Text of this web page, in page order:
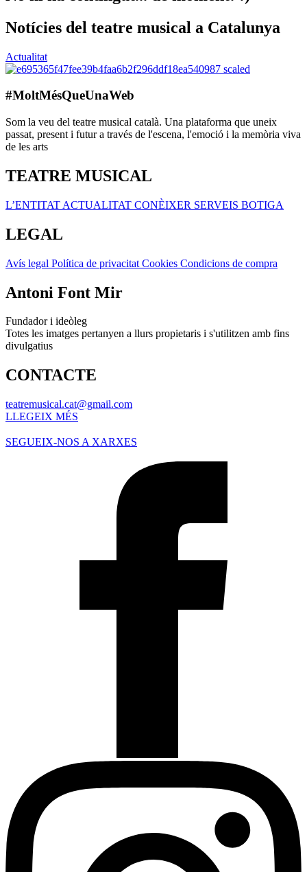
Notícies del teatre musical a Catalunya
Actualitat
#MoltMésQueUnaWeb
Som la veu del teatre musical català. Una plataforma que uneix
passat, present i futur a través de l'escena, l'emoció i la memòria viva
de les arts
TEATRE MUSICAL
L’ENTITAT ACTUALITAT CONÈIXER SERVEIS BOTIGA
LEGAL
Avís legal Política de privacitat Cookies Condicions de compra
Antoni Font Mir
Fundador i ideòleg
Totes les imatges pertanyen a llurs propietaris i s'utilitzen amb fins
divulgatius
CONTACTE
teatremusical.cat@gmail.com
LLEGEIX MÉS
SEGUEIX-NOS A XARXES